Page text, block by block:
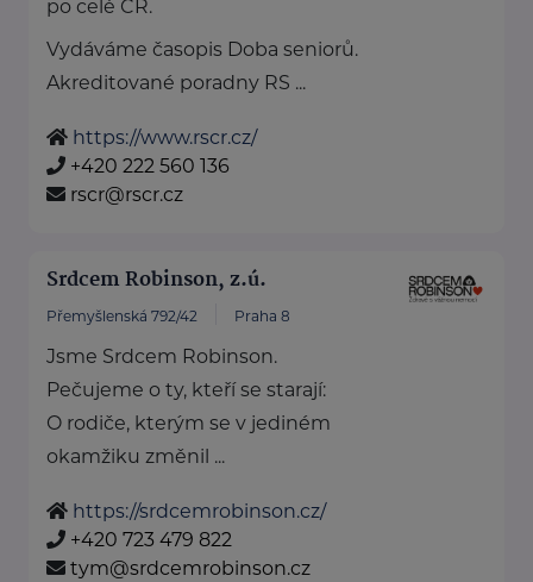
po celé ČR.
Vydáváme časopis Doba seniorů.
Akreditované poradny RS ...
https://www.rscr.cz/
+420 222 560 136
rscr@rscr.cz
Srdcem Robinson, z.ú.
Přemyšlenská 792/42 Praha 8
Jsme Srdcem Robinson.
Pečujeme o ty, kteří se starají:
O rodiče, kterým se v jediném
okamžiku změnil ...
https://srdcemrobinson.cz/
+420 723 479 822
tym@srdcemrobinson.cz